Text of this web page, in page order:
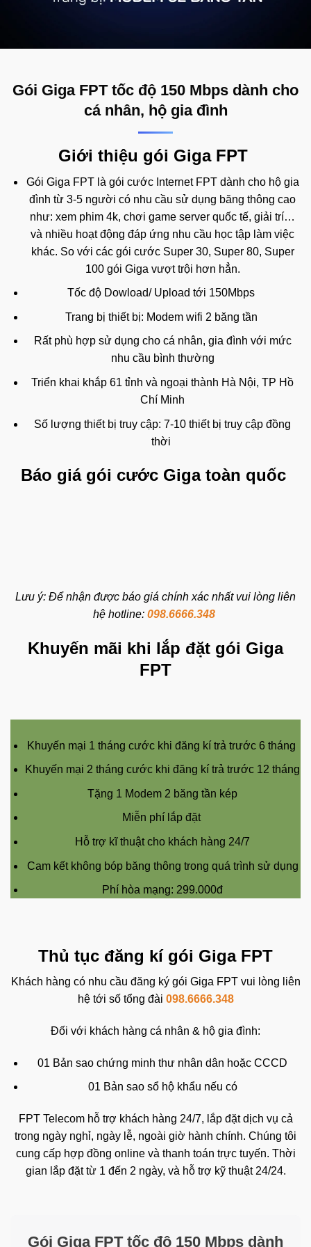
Gói Giga FPT tốc độ 150 Mbps dành cho
cá nhân, hộ gia đình
Giới thiệu gói Giga FPT
Gói Giga FPT là gói cước Internet FPT dành cho hộ gia
đình từ 3-5 người có nhu cầu sử dụng băng thông cao
như: xem phim 4k, chơi game server quốc tế, giải trí…
và nhiều hoạt động đáp ứng nhu cầu học tập làm việc
khác. So với các gói cước Super 30, Super 80, Super
100 gói Giga vượt trội hơn hẳn.
Tốc độ Dowload/ Upload tới 150Mbps
Trang bị thiết bị: Modem wifi 2 băng tần
Rất phù hợp sử dụng cho cá nhân, gia đình với mức
nhu cầu bình thường
Triển khai khắp 61 tỉnh và ngoại thành Hà Nội, TP Hồ
Chí Minh
Số lượng thiết bị truy cập: 7-10 thiết bị truy cập đồng
thời
Báo giá gói cước Giga toàn quốc
Lưu ý: Để nhận được báo giá chính xác nhất vui lòng liên
hệ hotline: 098.6666.348
Khuyến mãi khi lắp đặt gói Giga
FPT
Khuyến mại 1 tháng cước khi đăng kí trả trước 6 tháng
Khuyến mại 2 tháng cước khi đăng kí trả trước 12 tháng
Tặng 1 Modem 2 băng tần kép
Miễn phí lắp đặt
Hỗ trợ kĩ thuật cho khách hàng 24/7
Cam kết không bóp băng thông trong quá trình sử dụng
Phí hòa mạng: 299.000đ
Thủ tục đăng kí gói Giga FPT
Khách hàng có nhu cầu đăng ký gói Giga FPT vui lòng liên
hệ tới số tổng đài 098.6666.348
Đối với khách hàng cá nhân & hộ gia đình:
01 Bản sao chứng minh thư nhân dân hoặc CCCD
01 Bản sao sổ hộ khẩu nếu có
FPT Telecom hỗ trợ khách hàng 24/7, lắp đặt dịch vụ cả
trong ngày nghỉ, ngày lễ, ngoài giờ hành chính. Chúng tôi
cung cấp hợp đồng online và thanh toán trực tuyến. Thời
gian lắp đặt từ 1 đến 2 ngày, và hỗ trợ kỹ thuật 24/24.
Gói Giga FPT tốc độ 150 Mbps dành